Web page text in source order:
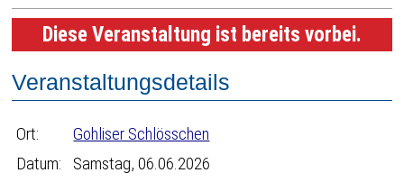
Diese Veranstaltung ist bereits vorbei.
Veranstaltungsdetails
Ort:
Gohliser Schlösschen
Datum:
Samstag, 06.06.2026